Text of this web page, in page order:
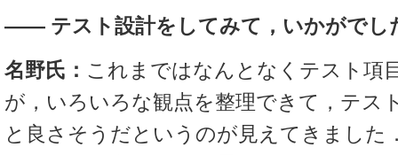
―― テスト設計をしてみて，いかがでし
名野氏： これまではなんとなくテスト項
が，いろいろな観点を整理できて，テス
と良さそうだというのが見えてきました